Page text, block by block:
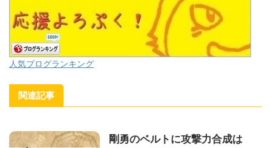
人気ブログランキング
関連記事
剛勇のベルトに攻撃力合成は